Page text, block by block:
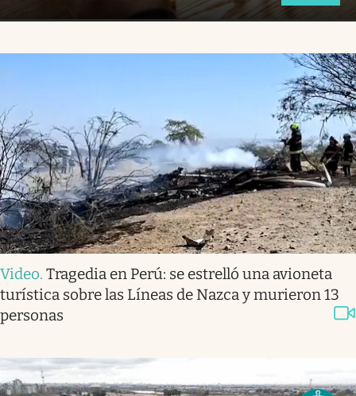
Video. Tragedia en Perú: se estrelló una avioneta
turística sobre las Líneas de Nazca y murieron 13
personas